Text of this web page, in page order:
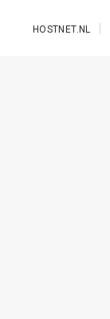
HOSTNET.NL